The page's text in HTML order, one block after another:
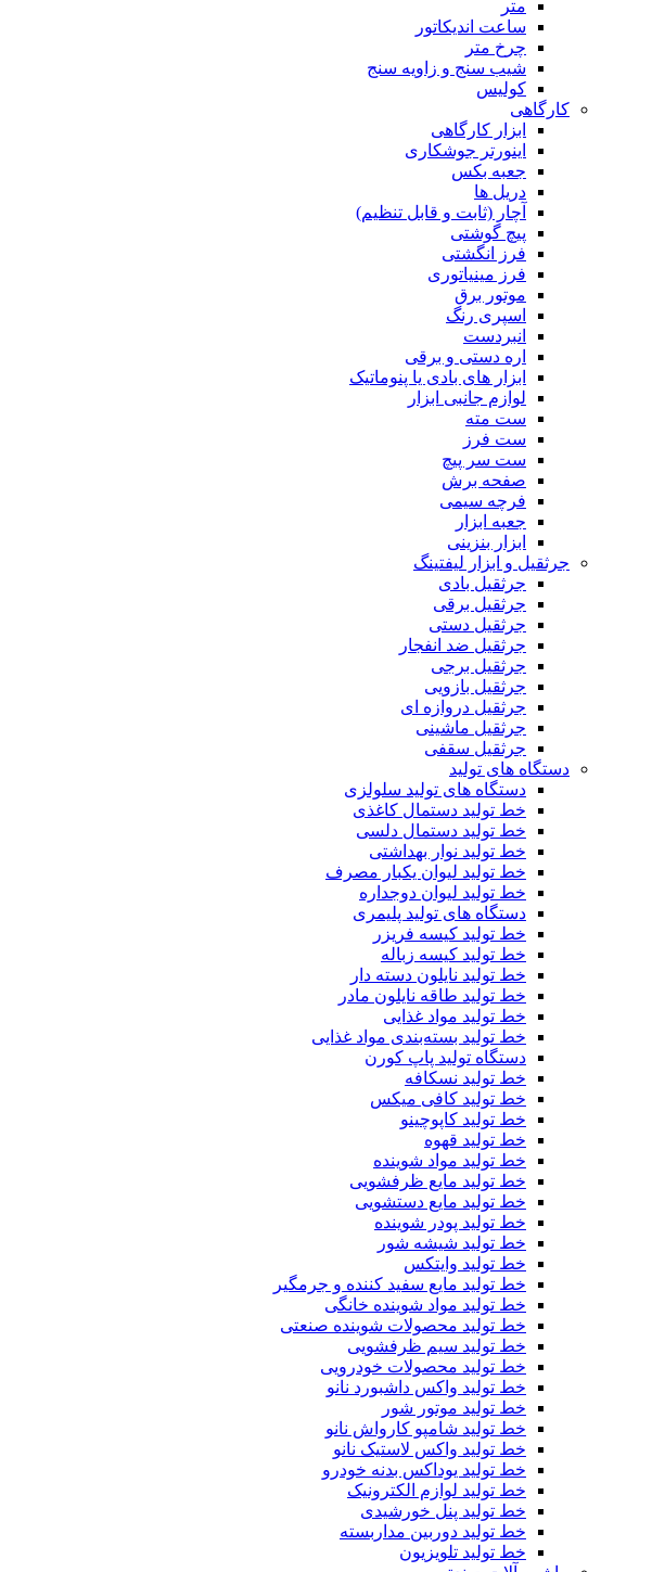
متر
ساعت اندیکاتور
چرخ متر
شیب سنج و زاویه سنج
کولیس
کارگاهی
ابزار کارگاهی
اینورتر جوشکاری
جعبه بکس
دریل ها
آچار (ثابت و قابل تنظیم)
پیچ گوشتی
فرز انگشتی
فرز مینیاتوری
موتور برق
اسپری رنگ
انبردست
اره دستی و برقی
ابزار های بادی یا پنوماتیک
لوازم جانبی ابزار
ست مته
ست فرز
ست سر پیچ
صفحه برش
فرچه سیمی
جعبه ابزار
ابزار بنزینی
جرثقیل و ابزار لیفتینگ
جرثقیل بادی
جرثقیل برقی
جرثقیل دستی
جرثقیل ضد انفجار
جرثقیل برجی
جرثقیل بازویی
جرثقیل دروازه ای
جرثقیل ماشینی
جرثقیل سقفی
دستگاه های تولید
دستگاه های تولید سلولزی
خط تولید دستمال کاغذی
خط تولید دستمال دلسی
خط تولید نوار بهداشتی
خط تولید لیوان یکبار مصرف
خط تولید لیوان دوجداره
دستگاه های تولید پلیمری
خط تولید کیسه فریزر
خط تولید کیسه زباله
خط تولید نایلون دسته دار
خط تولید طاقه نایلون مادر
خط تولید مواد غذایی
خط تولید بسته‌بندی مواد غذایی
دستگاه تولید پاپ کورن
خط تولید نسکافه
خط تولید کافی میکس
خط تولید کاپوچینو
خط تولید قهوه
خط تولید مواد شوینده
خط تولید مایع ظرفشویی
خط تولید مایع دستشویی
خط تولید پودر شوینده
خط تولید شیشه شور
خط تولید وایتکس
خط تولید مایع سفید کننده و جرمگیر
خط تولید مواد شوینده خانگی
خط تولید محصولات شوینده صنعتی
خط تولید سیم ظرفشویی
خط تولید محصولات خودرویی
خط تولید واکس داشبورد نانو
خط تولید موتور شور
خط تولید شامپو کارواش نانو
خط تولید واکس لاستیک نانو
خط تولید یوداکس بدنه خودرو
خط تولید لوازم الکترونیک
خط تولید پنل خورشیدی
خط تولید دوربین مداربسته
خط تولید تلویزیون